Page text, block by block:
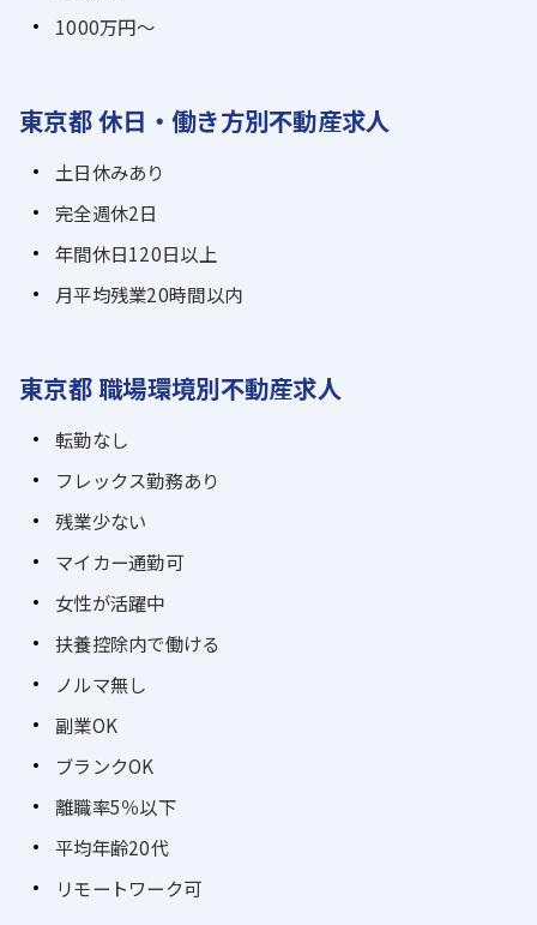
1000万円～
東京都 休日・働き方別不動産求人
土日休みあり
完全週休2日
年間休日120日以上
月平均残業20時間以内
東京都 職場環境別不動産求人
転勤なし
フレックス勤務あり
残業少ない
マイカー通勤可
女性が活躍中
扶養控除内で働ける
ノルマ無し
副業OK
ブランクOK
離職率5％以下
平均年齢20代
リモートワーク可